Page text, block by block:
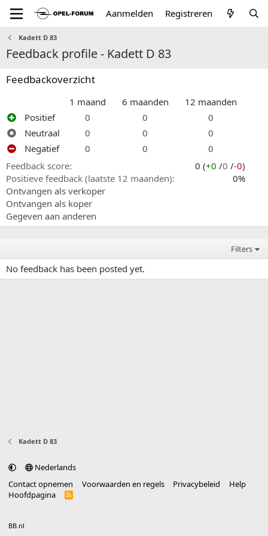
Aanmelden Registreren
Kadett D 83
Feedback profile - Kadett D 83
Feedbackoverzicht
1 maand 6 maanden
12 maanden
Positief
0 0
0
Neutraal
0 0
0
Negatief
0 0
0
Feedback score
0 (+0 /0 /-0)
Positieve feedback (laatste 12 maanden)
0%
Ontvangen als verkoper
Ontvangen als koper
Gegeven aan anderen
Filters
No feedback has been posted yet.
Kadett D 83
Nederlands
Contact opnemen
Voorwaarden en regels Privacybeleid
Help
Hoofdpagina
R
BB.nl